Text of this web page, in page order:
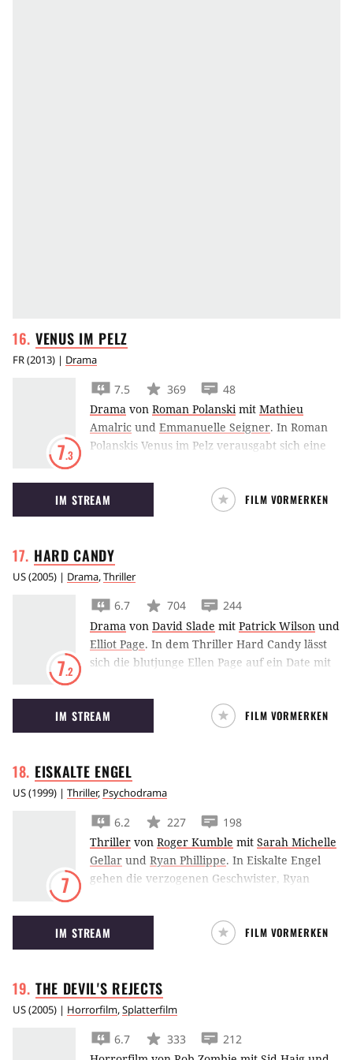
VENUS IM PELZ
FR(2013) | Drama
7.3
7.5 369
48
Drama von Roman Polanskimit Mathieu
Amalric und Emmanuelle Seigner. In Roman
Polanskis Venus im Pelz verausgabt sich eine
Traumrolle zu bekommen.
IM STREAM FILM VORMERKEN
HARDCANDY
US(2005) | Drama,Thriller
7.2
6.7 704
244
Drama von David Slade mit Patrick Wilson und
Elliot Page. In dem Thriller Hard Candy lässt
sich die blutjunge Ellen Page auf ein Date mit
IM STREAM FILM VORMERKEN
EISKALTE ENGEL
US(1999) | Thriller, Psychodrama
7
6.2 227
198
Thriller von Roger Kumble mit Sarah Michelle
Gellar und Ryan Phillippe. In Eiskalte Engel
gehen die verzogenen Geschwister, Ryan
die unschuldige Reese Witherspoon ein, die
nicht ohne Konsequenzen bleiben soll…
IM STREAM FILM VORMERKEN
THE DEVIL'S REJECTS
US(2005) | Horrorfilm,Splatterfilm
6.7 333
212